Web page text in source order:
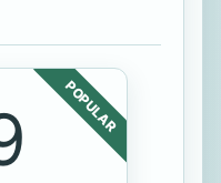
POPULAR